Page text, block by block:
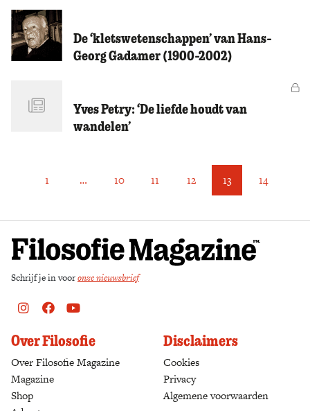
De ‘kletswetenschappen’ van Hans-
Georg Gadamer (1900-2002)
Yves Petry: ‘De liefde houdt van
wandelen’
1 … 10 11 12 13 14
Schrijf je in vooronze nieuwsbrief
Instagram
FacebookYoutube
Over Filosofie
Over Filosofie Magazine
Magazine
Shop
Disclaimers
Cookies
Privacy
Algemene voorwaarden